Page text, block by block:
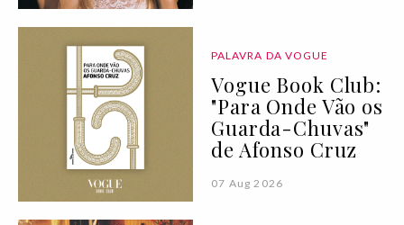
PALAVRA DA VOGUE
Vogue Book Club:
"Para Onde Vão os
Guarda-Chuvas"
de Afonso Cruz
07 Aug 2026